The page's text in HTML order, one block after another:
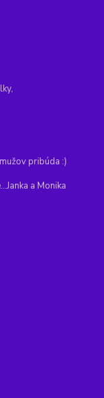
pribúda :)
a Monika